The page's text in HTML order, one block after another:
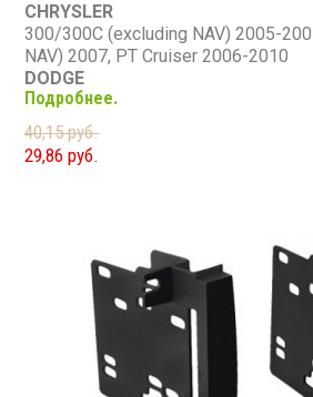
CHRYSLER
300/300C (excluding NAV) 2005-
NAV) 2007, PT Cruiser 2006-2010
DODGE
Caliber 2007-08, Charger 2006-07,
Durango 2004-07, Magnum
1500 2006-08, Ram 2500/3500
Cab 2008-2010
Commander (excluding NAV) 2006-
08, Grand Cherokee (excluding NAV)
Подробнее.
40,15 руб.
29,86 руб.